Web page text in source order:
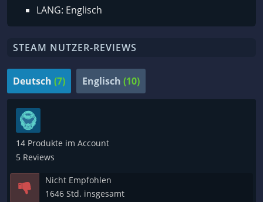
LANG: Englisch
STEAM NUTZER-REVIEWS
Deutsch (7) Englisch (10)
14 Produkte im Account
5 Reviews
Nicht Empfohlen
1646 Std. insgesamt